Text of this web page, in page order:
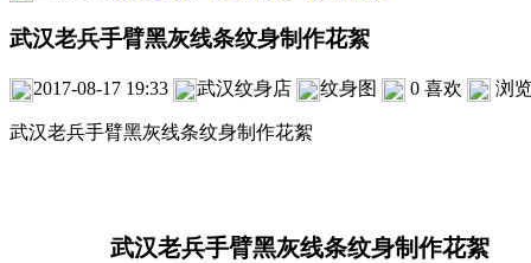
武汉老兵手臂黑灰线条纹身制作花絮
2017-08-17 19:33 武汉纹身店 纹身图 0 喜欢 浏
武汉老兵手臂黑灰线条纹身制作花絮
武汉老兵手臂黑灰线条纹身制作花絮